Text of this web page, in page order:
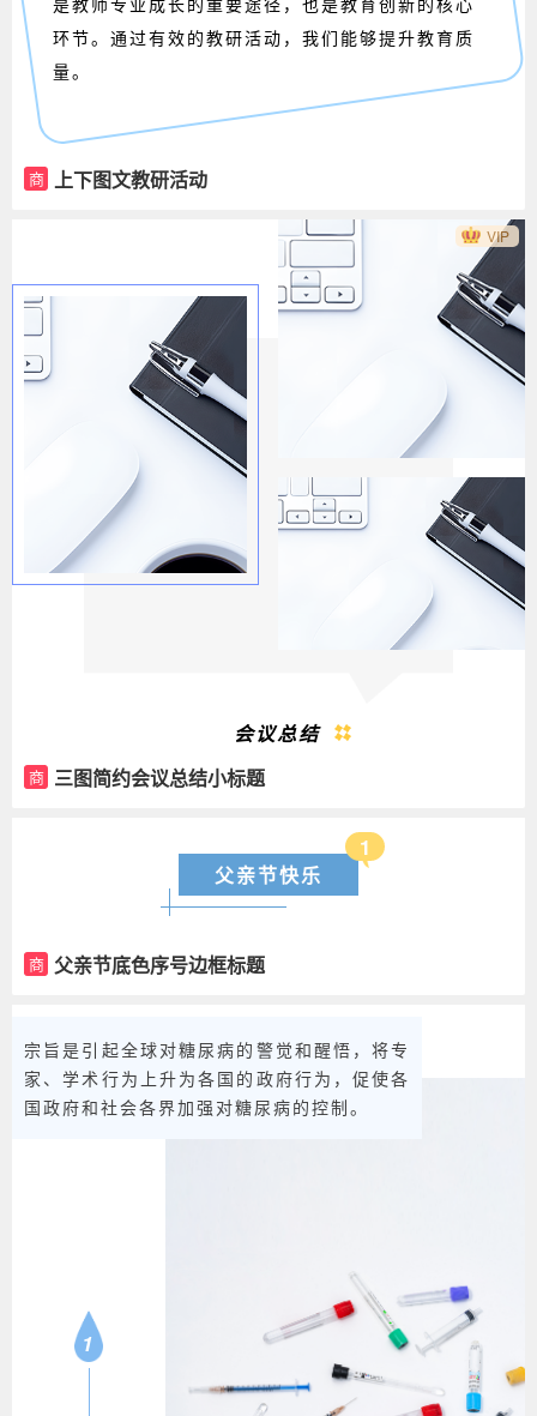
环节。通过有效的教研活动，我们能够提升教育质
量。
商 上下图文教研活动
会议总结
商 三图简约会议总结小标题
VIP
1
父亲节快乐
商 父亲节底色序号边框标题
宗旨是引起全球对糖尿病的警觉和醒悟，将专
家、学术行为上升为各国的政府行为，促使各
国政府和社会各界加强对糖尿病的控制。
1